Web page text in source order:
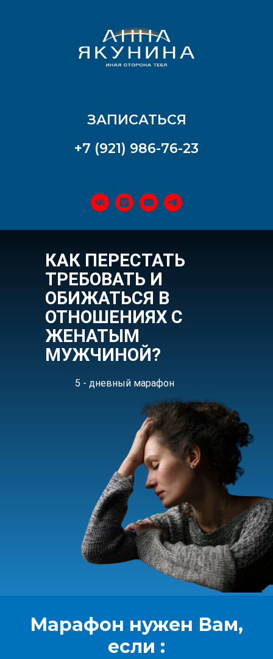
ЗАПИСАТЬСЯ
+7 (921) 986-76-23
5 - дневный марафон
КАК ПЕРЕСТАТЬ
ТРЕБОВАТЬ И
ОБИЖАТЬСЯ В
ОТНОШЕНИЯХ С
ЖЕНАТЫМ
МУЖЧИНОЙ?
Марафон нужен Вам,
если :